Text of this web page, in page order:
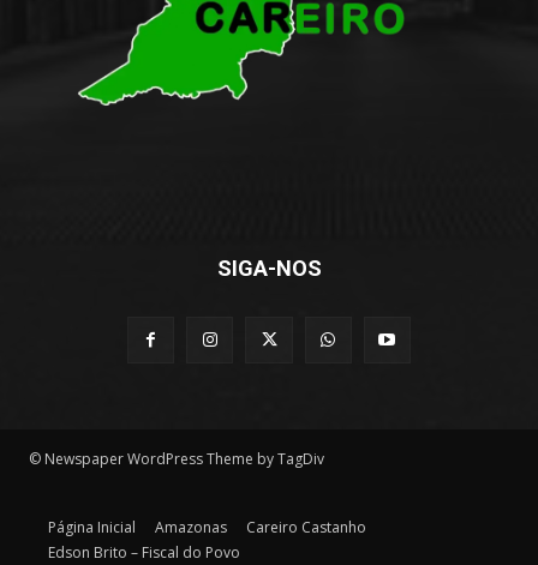
SIGA-NOS
© Newspaper WordPress Theme by TagDiv
Página Inicial Amazonas
Careiro Castanho
Edson Brito – Fiscal do Povo